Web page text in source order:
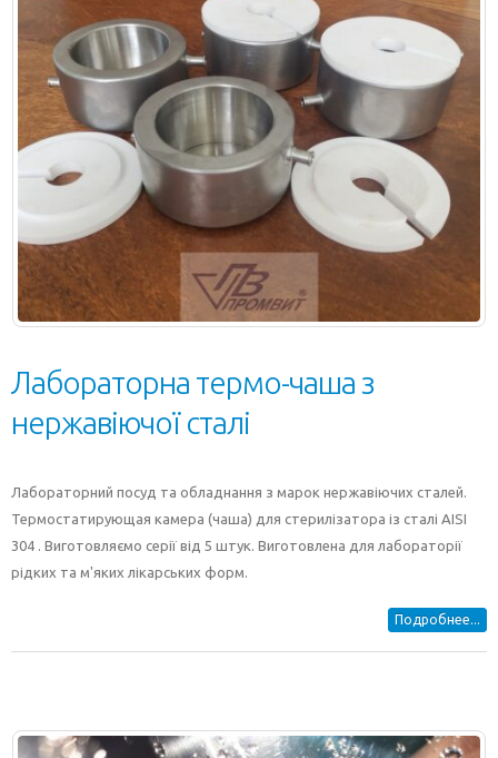
Лабораторна термо-чаша з
нержавіючої сталі
Лабораторний посуд та обладнання з марок нержавіючих сталей.
Термостатирующая камера (чаша) для стерилізатора із сталі AISI
304 . Виготовляємо серії від 5 штук. Виготовлена ​​для лабораторії
рідких та м'яких лікарських форм.
Подробнее...